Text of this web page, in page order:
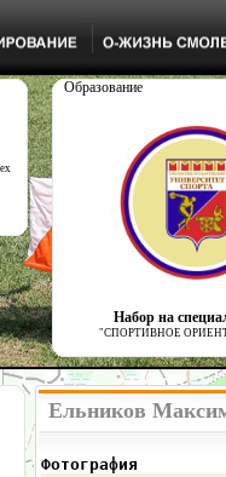
Образование
Набор на
"СПОРТИВНОЕ
Ельников
Фотография